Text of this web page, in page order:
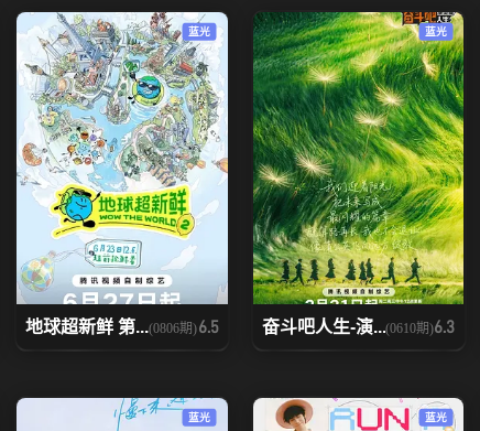
20251230 20260103 20260104
20260124 20260125 20260131
蓝光
地球超新鲜 第...(0806期)6.5
蓝光
奋斗吧人生-演...(0610期)6.3
蓝光 蓝光